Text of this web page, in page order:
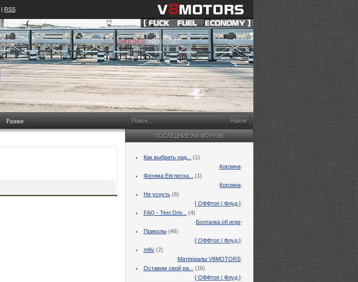
| RSS
Разное
ПОСЛЕДНИЕ НА ФОРУМЕ
Как выбрать над...
(1)
·Корзина·
Фатима Евглеска...
(1)
·Корзина·
Не уснуть (6)
·[ ОФФтоп | Флуд ]·
FAQ - Test Driv...
(4)
·Болталка об игре·
Приколы (46)
·[ ОФФтоп | Флуд ]·
m8v (2)
·Материалы V8MOTORS·
Оставим свой ра...
(16)
·[ ОФФтоп | Флуд ]·